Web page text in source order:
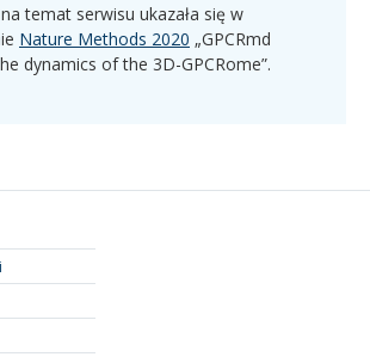
temat serwisu ukazała się w
Nature Methods 2020 „GPCRmd
dynamics of the 3D-GPCRome”.